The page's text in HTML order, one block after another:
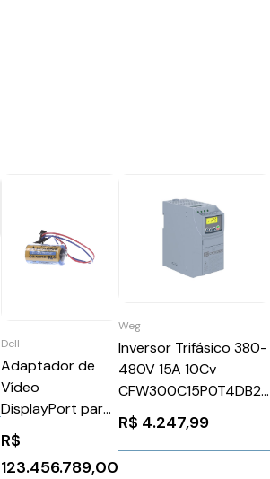
Dell
Adaptador de
Vídeo
DisplayPort para
HDMI 4K Dell
492-BBXX
R$
123.456.789,00
Weg
Inversor Trifásico 380-
480V 15A 10Cv
CFW300C15P0T4DB20
WEG Weg 14148367
R$ 4.247,99